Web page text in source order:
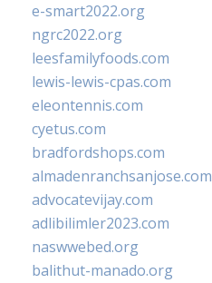
e-smart2022.org
ngrc2022.org
leesfamilyfoods.com
lewis-lewis-cpas.com
eleontennis.com
cyetus.com
bradfordshops.com
almadenranchsanjose.com
advocatevijay.com
adlibilimler2023.com
naswwebed.org
balithut-manado.org